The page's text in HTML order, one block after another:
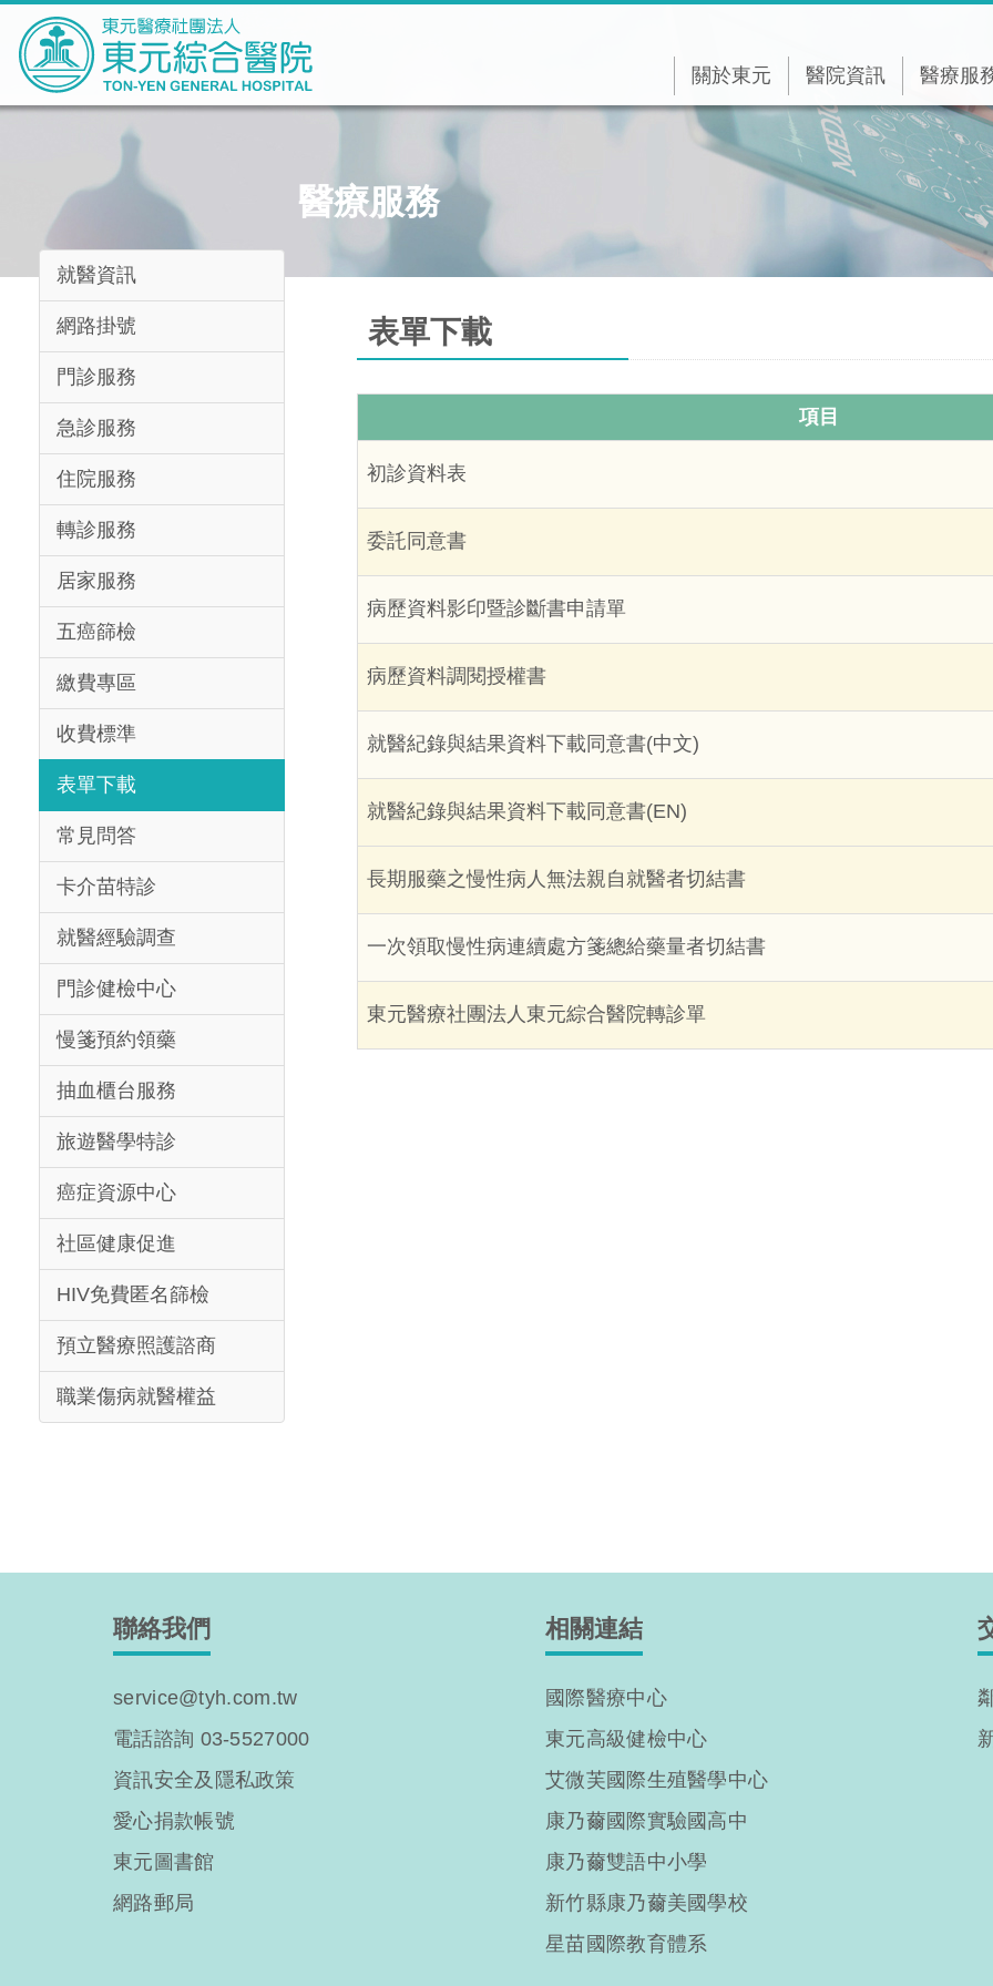
關於東元 醫院資訊 醫療服
醫療服務
就醫資訊
網路掛號
門診服務
急診服務
住院服務
轉診服務
居家服務
五癌篩檢
繳費專區
收費標準
表單下載
常見問答
卡介苗特診
就醫經驗調查
門診健檢中心
慢箋預約領藥
抽血櫃台服務
旅遊醫學特診
癌症資源中心
社區健康促進
HIV免費匿名篩檢
預立醫療照護諮商
職業傷病就醫權益
表單下載
項目
初診資料表
委託同意書
病歷資料影印暨診斷書申請單
病歷資料調閱授權書
就醫紀錄與結果資料下載同意書(中文)
就醫紀錄與結果資料下載同意書(EN)
長期服藥之慢性病人無法親自就醫者切結書
一次領取慢性病連續處方箋總給藥量者切結書
東元醫療社團法人東元綜合醫院轉診單
聯絡我們
service@tyh.com.tw
電話諮詢 03-5527000
資訊安全及隱私政策
愛心捐款帳號
東元圖書館
網路郵局
相關連結
國際醫療中心
東元高級健檢中心
艾微芙國際生殖醫學中心
康乃薾國際實驗國高中
康乃薾雙語中小學
新竹縣康乃薾美國學校
星苗國際教育體系